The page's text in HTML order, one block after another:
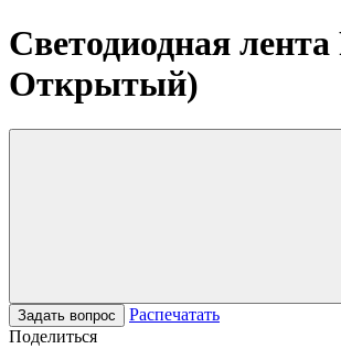
Светодиодная
Открытый)
Задать вопрос
Распечатать
Поделиться